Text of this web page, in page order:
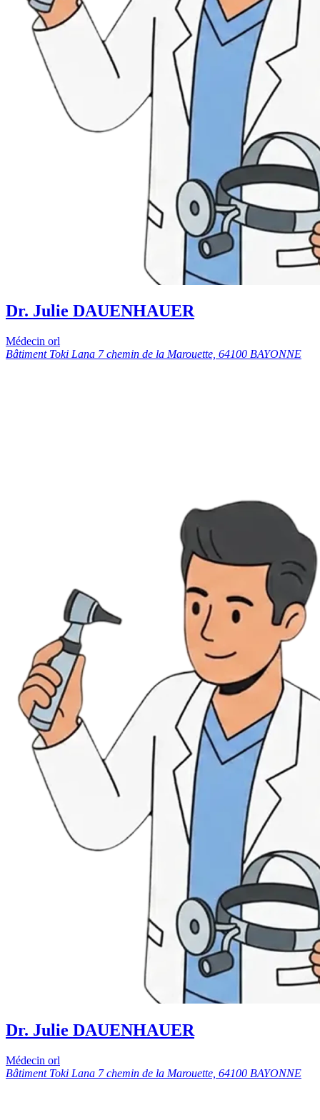
Dr. Julie DAUENHAUER
Médecin orl
Bâtiment Toki Lana 7 chemin de la Marouette, 64100 BAYONNE
Dr. Julie DAUENHAUER
Médecin orl
Bâtiment Toki Lana 7 chemin de la Marouette, 64100 BAYONNE